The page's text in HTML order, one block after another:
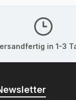
in 1-3